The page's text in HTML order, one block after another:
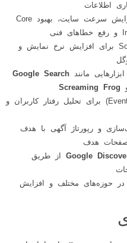
اطلاعات
اجرای سئوی تکنیکال شامل افزایش سرعت سایت، بهبود Core
پیاده‌سازی انواع Schema Markup برای افزایش نرخ نمایش و
مانند Google Search
Screaming Frog
تعریف و بهینه‌سازی ایونت‌ها (Events) برای تحلیل رفتار کاربران و
و رپورتاژ آگهی با هدف
هدف
Googleاز طریق
در حوزه‌های مختلف و افزایش